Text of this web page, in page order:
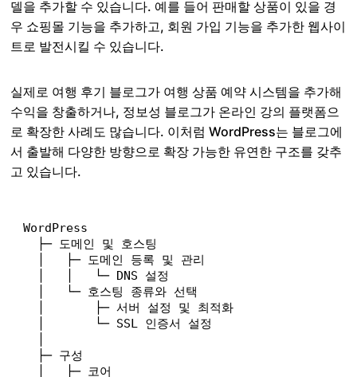
델을 추가할 수 있습니다. 예를 들어 판매할 상품이 있을 경
우 쇼핑몰 기능을 추가하고, 회원 가입 기능을 추가한 웹사이
트로 발전시킬 수 있습니다.
실제로 여행 후기 블로그가 여행 상품 예약 시스템을 추가해
수익을 창출하거나, 정보성 블로그가 온라인 강의 플랫폼으
로 확장한 사례도 많습니다. 이처럼 WordPress는 블로그에
서 출발해 다양한 방향으로 확장 가능한 유연한 구조를 갖추
고 있습니다.
WordPress
  ├─
도메인 및
호스팅
├─ 도메인 등록 및
관리
└─ DNS
설정
└─ 호스팅 종류와 선택
├─ 서버 설정 및
최적화
└─ SSL 인증서
설정
  ├─
구성
├─ 코어